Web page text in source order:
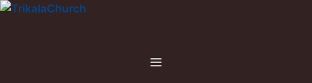
Μετάβαση
Menu